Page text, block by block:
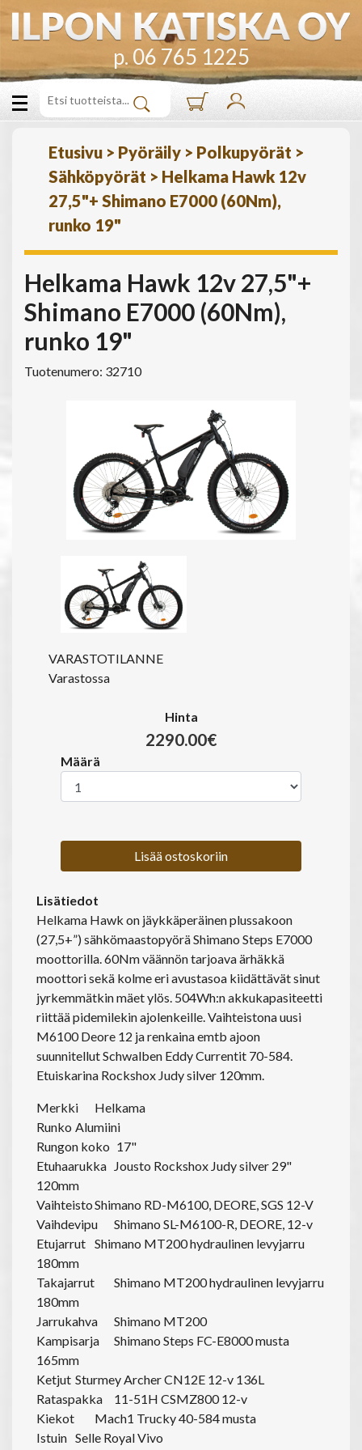
p. 06 765 1225
Etusivu > Pyöräily > Polkupyörät >
Sähköpyörät > Helkama Hawk 12v
27,5"+ Shimano E7000 (60Nm),
runko 19"
Helkama Hawk 12v 27,5"+
Shimano E7000 (60Nm),
runko 19"
Tuotenumero: 32710
VARASTOTILANNE
Varastossa
Hinta
2290.00€
Määrä
Lisää ostoskoriin
Lisätiedot
Helkama Hawk on jäykkäperäinen plussakoon
(27,5+”) sähkömaastopyörä Shimano Steps E7000
moottorilla. 60Nm väännön tarjoava ärhäkkä
moottori sekä kolme eri avustasoa kiidättävät sinut
jyrkemmätkin mäet ylös. 504Wh:n akkukapasiteetti
riittää pidemilekin ajolenkeille. Vaihteistona uusi
M6100 Deore 12 ja renkaina emtb ajoon
suunnitellut Schwalben Eddy Currentit 70-584.
Etuiskarina Rockshox Judy silver 120mm.
Merkki
Helkama
Runko Alumiini
Rungon koko 17"
Etuhaarukka Jousto Rockshox Judy silver 29"
120mm
VaihteistoShimano RD-M6100, DEORE, SGS 12-V
Vaihdevipu
Shimano SL-M6100-R, DEORE, 12-v
Etujarrut Shimano MT200 hydraulinen levyjarru
180mm
Takajarrut
Shimano MT200 hydraulinen levyjarru
180mm
Jarrukahva
Shimano MT200
Kampisarja
Shimano Steps FC-E8000 musta
165mm
Ketjut Sturmey Archer CN12E 12-v 136L
Rataspakka
11-51H CSMZ800 12-v
Kiekot
Mach1 Trucky 40-584 musta
Istuin Selle Royal Vivo